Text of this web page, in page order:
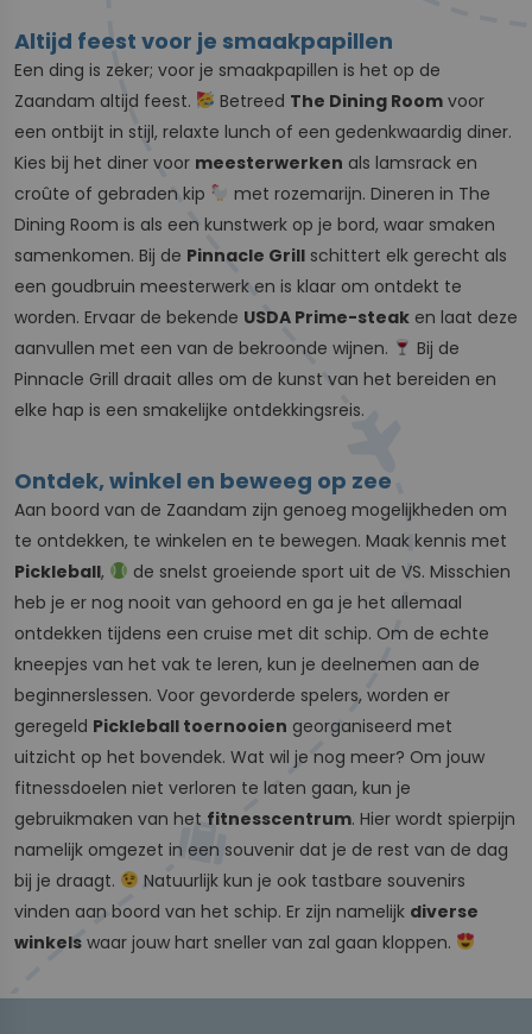
Altijd feest voor je smaakpapillen
Een ding is zeker; voor je smaakpapillen is het op de
Zaandam altijd feest.
Betreed The Dining Room voor
een ontbijt in stijl, relaxte lunch of een gedenkwaardig diner.
Kies bij het diner voor meesterwerken als lamsrack en
croûte of gebraden kip
met rozemarijn. Dineren in The
Dining Room is als een kunstwerk op je bord, waar smaken
samenkomen. Bij de Pinnacle Grill schittert elk gerecht als
een goudbruin meesterwerk en is klaar om ontdekt te
worden. Ervaar de bekende USDA Prime-steak en laat deze
aanvullen met een van de bekroonde wijnen.
Bij de
Pinnacle Grill draait alles om de kunst van het bereiden en
elke hap is een smakelijke ontdekkingsreis.
Ontdek, winkel en beweeg op zee
Aan boord van de Zaandam zijn genoeg mogelijkheden om
te ontdekken, te winkelen en te bewegen. Maak kennis met
Pickleball,
de snelst groeiende sport uit de VS. Misschien
heb je er nog nooit van gehoord en ga je het allemaal
ontdekken tijdens een cruise met dit schip. Om de echte
kneepjes van het vak te leren, kun je deelnemen aan de
beginnerslessen. Voor gevorderde spelers, worden er
geregeld Pickleball toernooien georganiseerd met
uitzicht op het bovendek. Wat wil je nog meer? Om jouw
fitnessdoelen niet verloren te laten gaan, kun je
gebruikmaken van het fitnesscentrum. Hier wordt spierpijn
namelijk omgezet in een souvenir dat je de rest van de dag
bij je draagt.
Natuurlijk kun je ook tastbare souvenirs
vinden aan boord van het schip. Er zijn namelijk diverse
winkels waar jouw hart sneller van zal gaan kloppen.